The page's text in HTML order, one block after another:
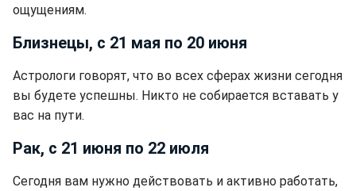
ощущениям.
Близнецы, с 21 мая по 20 июня
Астрологи говорят, что во всех сферах жизни сегодня
вы будете успешны. Никто не собирается вставать у
вас на пути.
Рак, с 21 июня по 22 июля
Сегодня вам нужно действовать и активно работать,